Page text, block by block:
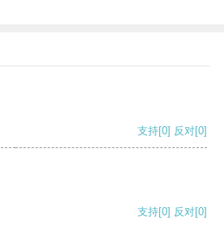
支持[0] 反对[0]
支持[0] 反对[0]